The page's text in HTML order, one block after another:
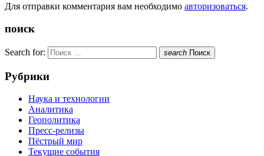
Для отправки комментария вам необходимо авторизоваться.
поиск
Search for: search Поиск
Рубрики
Наука и технологии
Аналитика
Геополитика
Пресс-релизы
Пёстрый мир
Текущие события